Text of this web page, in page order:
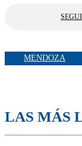
MENDOZA
LAS MÁS